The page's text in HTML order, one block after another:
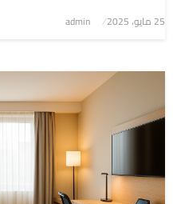
نُشر
25 مايو، 2025 admin